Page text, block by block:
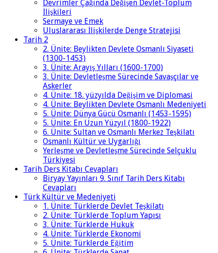
Devrimler Çağında Değişen Devlet-Toplum
İlişkileri
Sermaye ve Emek
Uluslararası İlişkilerde Denge Stratejisi
Tarih 2
2. Ünite: Beylikten Devlete Osmanlı Siyaseti
(1300-1453)
3. Ünite: Arayış Yılları (1600-1700)
3. Ünite: Devletleşme Sürecinde Savaşçılar ve
Askerler
4. Ünite: 18. yüzyılda Değişim ve Diplomasi
4. Ünite: Beylikten Devlete Osmanlı Medeniyeti
5. Ünite: Dünya Gücü Osmanlı (1453-1595)
5. Ünite: En Uzun Yüzyıl (1800-1922)
6. Ünite: Sultan ve Osmanlı Merkez Teşkilatı
Osmanlı Kültür ve Uygarlığı
Yerleşme ve Devletleşme Sürecinde Selçuklu
Türkiyesi
Tarih Ders Kitabı Cevapları
Biryay Yayınları 9. Sınıf Tarih Ders Kitabı
Cevapları
Türk Kültür ve Medeniyeti
1. Ünite: Türklerde Devlet Teşkilatı
2. Ünite: Türklerde Toplum Yapısı
3. Ünite: Türklerde Hukuk
4. Ünite: Türklerde Ekonomi
5. Ünite: Türklerde Eğitim